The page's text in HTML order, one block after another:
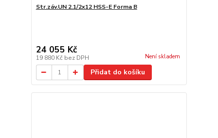
Str.záv.UN 2.1/2x12 HSS-E Forma B
24 055 Kč
19 880 Kč bez DPH Není skladem
Přidat do košíku